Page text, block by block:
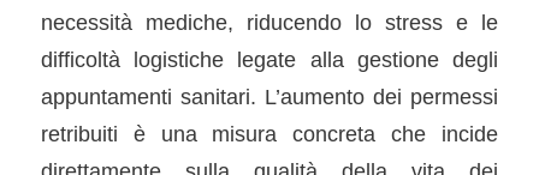
necessità mediche, riducendo lo stress e le
difficoltà logistiche legate alla gestione degli
appuntamenti sanitari. L’aumento dei permessi
retribuiti è una misura concreta che incide